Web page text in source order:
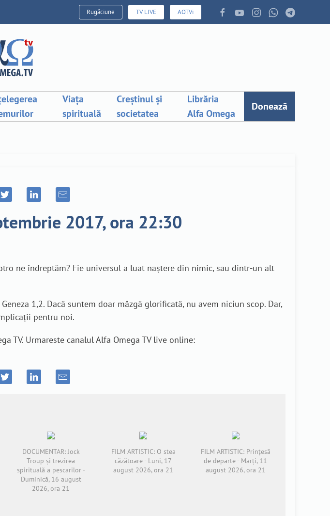
Rugăciune TV LIVE AOTVi
Viața
spirituală
Creștinul și
societatea
Librăria
Alfa Omega
Donează
2017, ora 22:30
ne îndreptăm? Fie universul a luat naștere din nimic, sau dintr-un alt
1,2. Dacă suntem doar mâzgă glorificată, nu avem niciun scop. Dar,
pentru noi.
TV. Urmareste canalul Alfa Omega TV live online:
DOCUMENTAR: Jock
Troup și trezirea
spirituală a pescarilor -
Duminică, 16 august
2026, ora 21
FILM ARTISTIC: O stea
căzătoare - Luni, 17
august 2026, ora 21
FILM ARTISTIC: Prințesă
de departe - Marți, 11
august 2026, ora 21